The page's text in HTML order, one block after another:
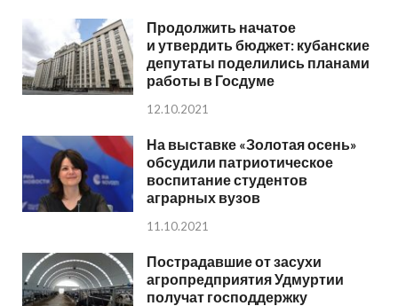
Продолжить начатое
и утвердить бюджет: кубанские
депутаты поделились планами
работы в Госдуме
12.10.2021
На выставке «Золотая осень»
обсудили патриотическое
воспитание студентов
аграрных вузов
11.10.2021
Пострадавшие от засухи
агропредприятия Удмуртии
получат господдержку